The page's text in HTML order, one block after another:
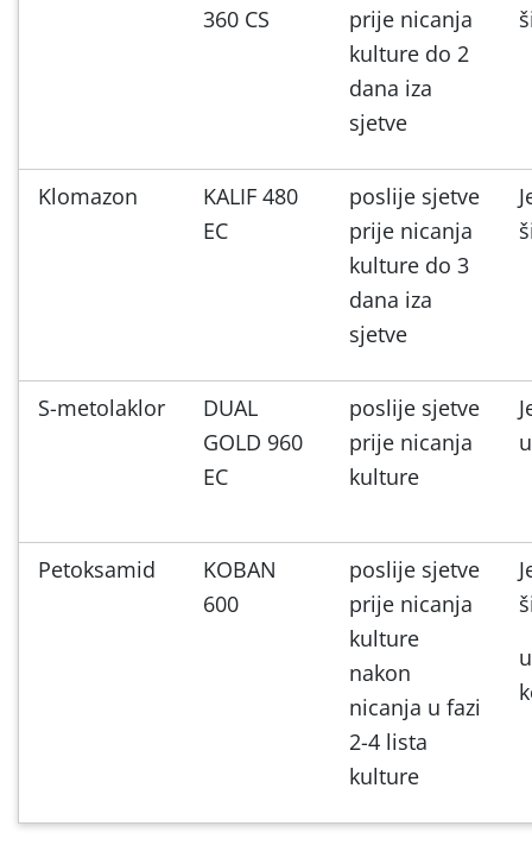
360 CS
prije nicanja
kulture do 2
dana iza
sjetve
Klomazon
KALIF 480
EC
poslije sjetve
prije nicanja
kulture do 3
dana iza
sjetve
S-metolaklor
DUAL
GOLD 960
EC
poslije sjetve
prije nicanja
kulture
Petoksamid
KOBAN
600
poslije sjetve
prije nicanja
kulture
nakon
nicanja u fazi
2-4 lista
kulture